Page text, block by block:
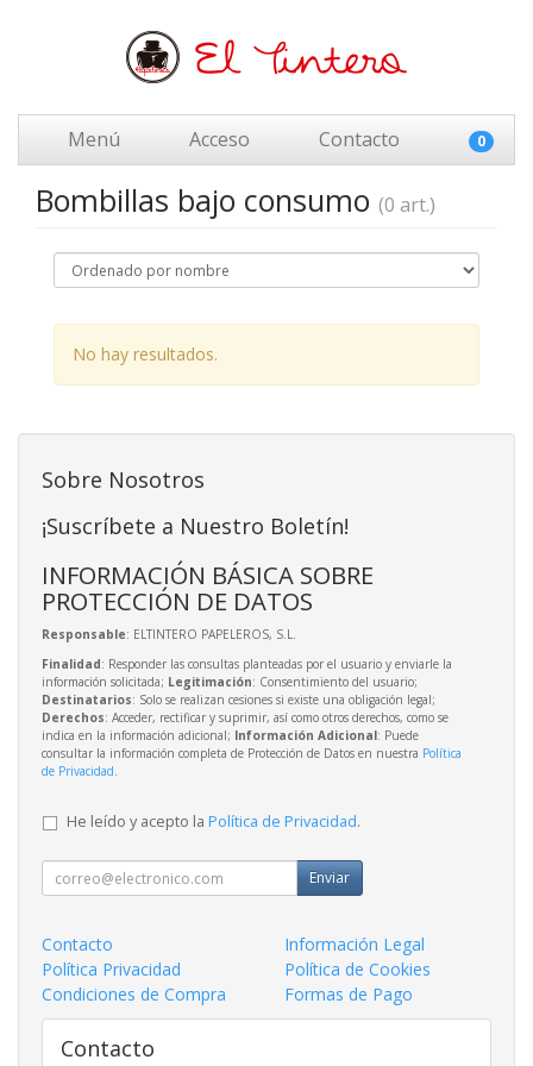
Menú Acceso Contacto 0
Bombillas bajo consumo (0 art.)
No hay resultados.
Sobre Nosotros
¡Suscríbete a Nuestro Boletín!
INFORMACIÓN BÁSICA SOBRE
PROTECCIÓN DE DATOS
Responsable: ELTINTERO PAPELEROS, S.L.
Finalidad: Responder las consultas planteadas por el usuario y enviarle la
información solicitada; Legitimación: Consentimiento del usuario;
Destinatarios: Solo se realizan cesiones si existe una obligación legal;
Derechos: Acceder, rectificar y suprimir, así como otros derechos, como se
indica en la información adicional; Información Adicional: Puede
consultar la información completa de Protección de Datos en nuestra Política
de Privacidad.
He leído y acepto la Política de Privacidad.
Enviar
Contacto
Información Legal
Política Privacidad
Política de Cookies
Condiciones de Compra
Formas de Pago
Contacto